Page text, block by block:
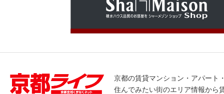
京都の賃貸マンション・アパート
住んでみたい街のエリア情報から